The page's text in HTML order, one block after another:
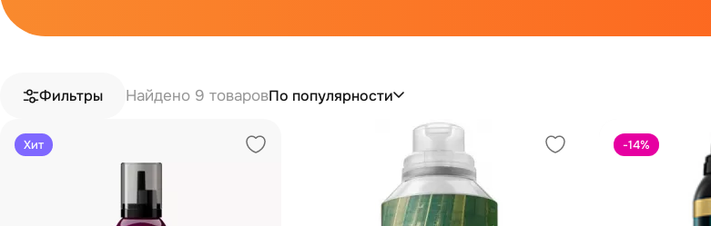
Фильтры Найдено 9 товаровПо популярности
Хит -14%